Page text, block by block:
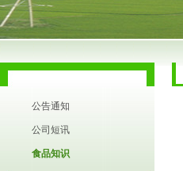
公告通知
公司短讯
食品知识